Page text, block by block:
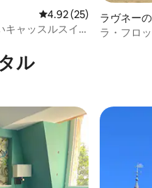
均評価
レビュー25件、5つ星中
4.92 (25)
キャッスルスイ
ラヴネー
ラ・フロ
ル